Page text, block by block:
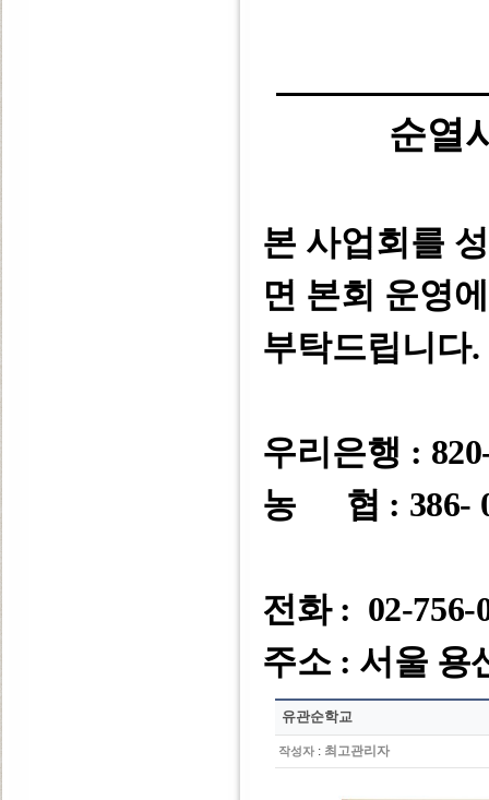
순열
본 사업회를
면 본회 운영
부탁드립니다.
우리은행 :
농 협 : 386-
전화 : 02-756-
주소 : 서울 용
유관순학교
작성자: 최고관리자